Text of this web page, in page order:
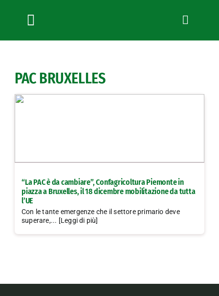
Toggle
Navigation
News
Bandi
Lavora con noi
Contatti
PAC BRUXELLES
“La PAC è da cambiare”, Confagricoltura Piemonte in
piazza a Bruxelles, il 18 dicembre mobilitazione da tutta
l’UE
Con le tante emergenze che il settore primario deve
superare,... [Leggi di più]